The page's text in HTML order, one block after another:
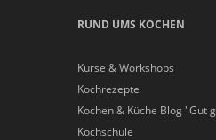
RUND UMS KOCHEN
Kurse & Workshops
Kochrezepte
Kochen & Küche Blog "Gut
Kochschule